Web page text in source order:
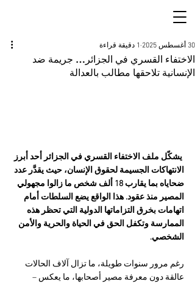
الاختفاء القسري في الجزائر… جريمة ضد
الإنسانية تلاحقها مطالب بالعدالة
30 أغسطس 2025 1 دقيقة قراءة
يشكّل ملف الاختفاء القسري في الجزائر أحد أبرز
الانتهاكات الجسيمة لحقوق الإنسان، حيث يقدَّر عدد
ضحاياه بما يقارب 18 ألف شخص ما زالوا مجهولي
المصير منذ عقود. هذا الواقع يضع السلطات أمام
اتهامات بخرق التزاماتها الدولية التي تحظر هذه
الممارسة وتكفل الحق في الحياة والحرية والأمن
الشخصي.
رغم مرور سنوات طويلة، ما تزال آلاف الحالات
عالقة دون معرفة مصير أصحابها، ما يعكس –